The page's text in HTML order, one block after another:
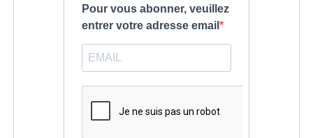
Pour vous abonner, veuillez
entrer votre adresse email